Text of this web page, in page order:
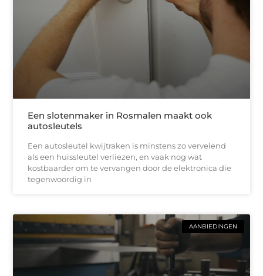
Een slotenmaker in Rosmalen maakt ook
autosleutels
Een autosleutel kwijtraken is minstens zo vervelend
als een huissleutel verliezen, en vaak nog wat
kostbaarder om te vervangen door de elektronica die
tegenwoordig in
AANBIEDINGEN